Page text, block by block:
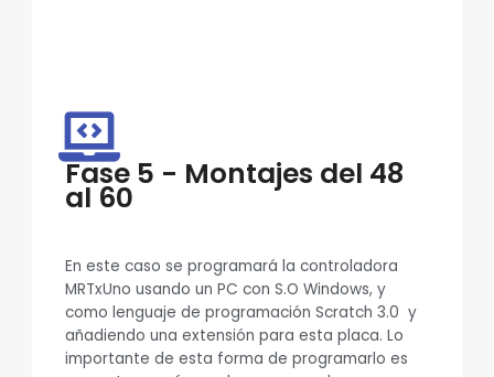
Fase 5 - Montajes del 48
al 60
En este caso se programará la controladora
MRTxUno usando un PC con S.O Windows, y
como lenguaje de programación Scratch 3.0 y
añadiendo una extensión para esta placa. Lo
importante de esta forma de programarlo es